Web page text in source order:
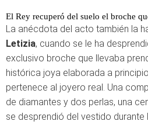
El Rey recuperó del suelo el broche
La anécdota del acto también la
Letizia, cuando se le ha
exclusivo broche que llevaba
histórica joya elaborada a
pertenece al joyero real. Una
de diamantes y dos perlas, una
se desprendió del vestido durante